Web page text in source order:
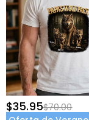
$35.95$70.00